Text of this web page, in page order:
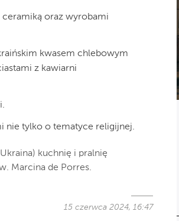
ceramiką oraz wyrobami
kwasem chlebowym
z kawiarni
nie tylko o tematyce religijnej.
kuchnię i pralnię
Marcina de Porres.
15 czerwca 2024, 16:47